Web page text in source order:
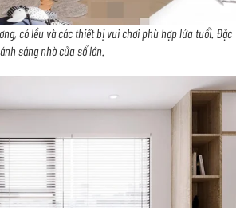
có lều và các thiết bị vui chơi phù hợp lứa tuổi. Đặc
sáng nhờ cửa sổ lớn.